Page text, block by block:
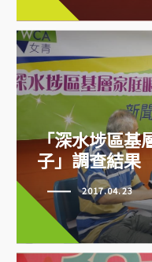
「深水埗區
擔子」調查
「深水埗區基
子」調查結果
2017.04.23